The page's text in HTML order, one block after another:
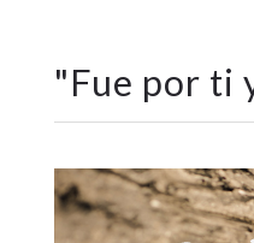
"Fue por ti